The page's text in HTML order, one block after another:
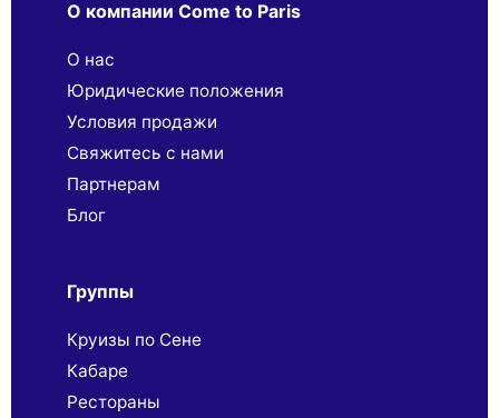
О компании Come to Paris
О нас
Юридические положения
Условия продажи
Свяжитесь с нами
Партнерaм
Блог
Группы
Круизы по Сене
Кабаре
Рестораны